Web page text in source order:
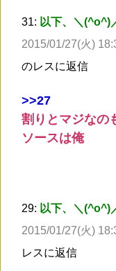
31: 以下、＼(^o^)
2015/01/27(火)
のレスに返信
>>27
割りとマジなの
ソースは俺
29: 以下、＼(^o^)
2015/01/27(火)
レスに返信